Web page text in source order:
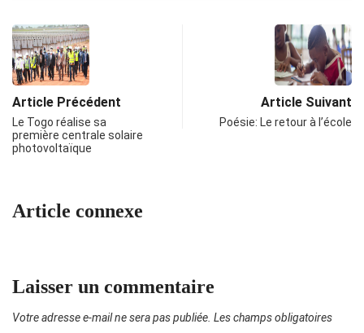
Article Précédent
Le Togo réalise sa
première centrale solaire
photovoltaïque
Article Suivant
Poésie: Le retour à l’école
Article connexe
Laisser un commentaire
Votre adresse e-mail ne sera pas publiée. Les champs obligatoires